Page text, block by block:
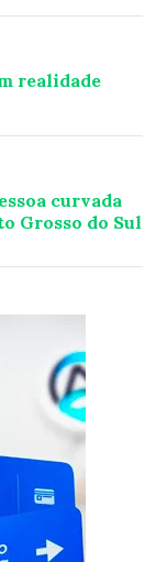
realidade
curvada
Grosso do Sul